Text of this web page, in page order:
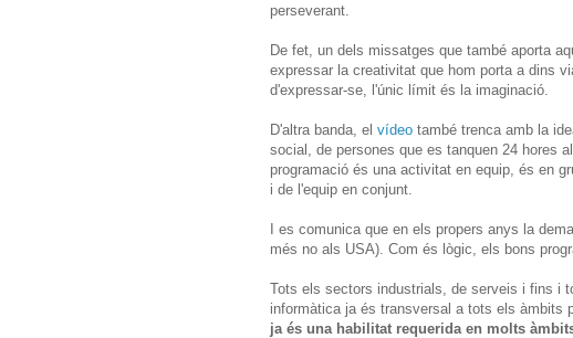
perseverant.
De fet, un dels missatges que també aporta
expressar la creativitat que hom porta a dins
d'expressar-se, l'únic límit és la imaginació.
D'altra banda, el vídeo també trenca amb la
social, de persones que es tanquen 24 hores
programació és una activitat en equip, és en
i de l'equip en conjunt.
I es comunica que en els propers anys la
més no als USA). Com és lògic, els bons
Tots els sectors industrials, de serveis i fins i
informàtica ja és transversal a tots els àmbits
ja és una habilitat requerida en molts